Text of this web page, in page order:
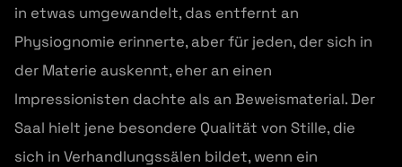
in etwas umgewandelt, das entfernt an
Physiognomie erinnerte, aber für jeden, der sich in
der Materie auskennt, eher an einen
Impressionisten dachte als an Beweismaterial. Der
Saal hielt jene besondere Qualität von Stille, die
sich in Verhandlungssälen bildet, wenn ein